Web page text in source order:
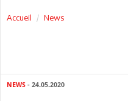
Accueil News
NEWS - 24.05.2020